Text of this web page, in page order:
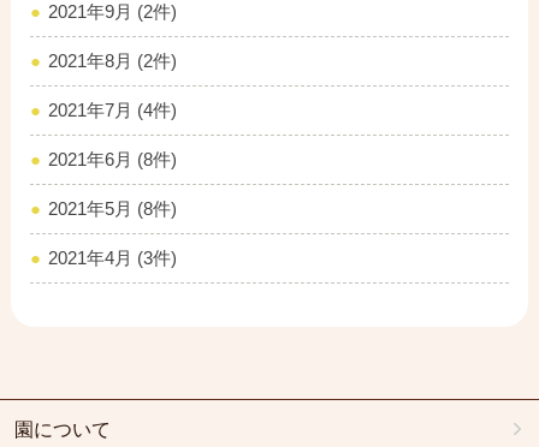
2021年9月 (2件)
2021年8月 (2件)
2021年7月 (4件)
2021年6月 (8件)
2021年5月 (8件)
2021年4月 (3件)
園について